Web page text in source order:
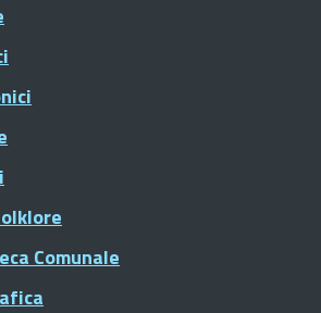
Comunale